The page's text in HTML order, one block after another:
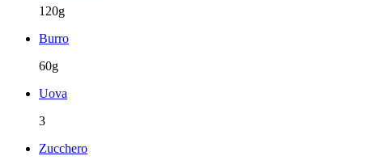
120g
Burro
60g
Uova
3
Zucchero